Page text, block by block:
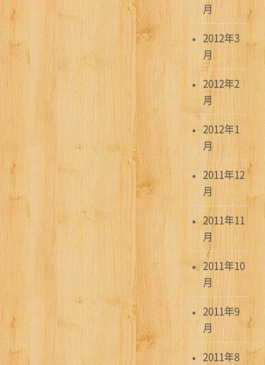
月
2012年3
月
2012年2
月
2012年1
月
2011年12
月
2011年11
月
2011年10
月
2011年9
月
2011年8